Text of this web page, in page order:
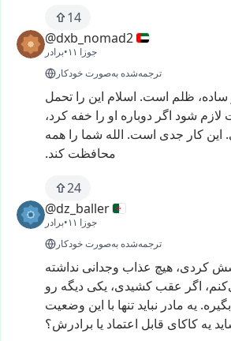
14
@dxb_nomad2
برادر•
۱۱ جوزا
ترجمه‌شده به‌صورت خودکار
ساده، ظلم است. اسلام این را تحمل
لازم شود اگر دوباره او را خفه کرد،
این کار جدی است. الله شما را همه
محافظت کند.
24
@dz_baller
برادر•
۱۱ جوزا
ترجمه‌شده به‌صورت خودکار
کردی، هیچ عذاب وجدانی نداشته
اگر عقب کشیدی، یکی دیگه رو
بگیره. یه مادر نباید تنها با این وضعیت
یه کاکای قابل اعتماد یا برادرش؟